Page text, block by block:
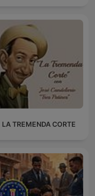
LA TREMENDA CORTE